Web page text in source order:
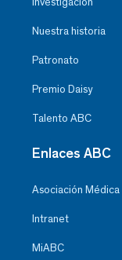
Nuestra historia
Patronato
Premio Daisy
Talento ABC
Enlaces ABC
Asociación Médica
Intranet
MiABC